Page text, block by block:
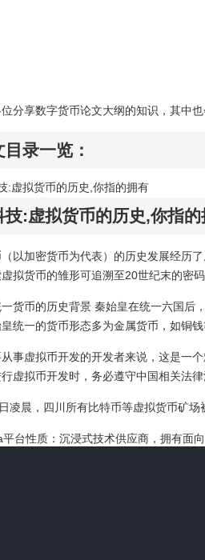
分享数字货币论文大纲的知识，其中
目录一览：
:虚拟货币的历史,你指的拥有
技:虚拟货币的历史,你指的
（以加密货币为代表）的历史发展经历
拟货币的雏形可追溯至20世纪末的密码
货币的历史背景 秦始皇在统一六国后
统一的货币形态多为金属货币，如铜
事虚拟币开发的开发者来说，这是一
虚拟币开发时，务必遵守中国相关法
凌晨，四川所有比特币等虚拟货币矿场
平台性质：沉浸式技术供应商，拥有面